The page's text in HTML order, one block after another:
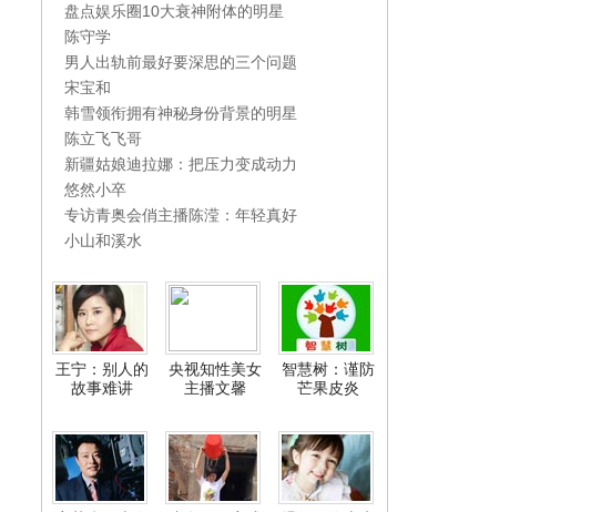
盘点娱乐圈10大衰神附体的明星
陈守学
男人出轨前最好要深思的三个问题
宋宝和
韩雪领衔拥有神秘身份背景的明星
陈立飞飞哥
新疆姑娘迪拉娜：把压力变成动力
悠然小卒
专访青奥会俏主播陈滢：年轻真好
小山和溪水
王宁：别人的
故事难讲
央视知性美女
主播文馨
智慧树：谨防
芒果皮炎